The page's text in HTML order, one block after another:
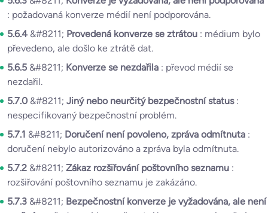
: požadovaná konverze médií není podporována.
5.6.4 &#8211; Provedená konverze se ztrátou : médium bylo
převedeno, ale došlo ke ztrátě dat.
5.6.5 &#8211; Konverze se nezdařila : převod médií se
nezdařil.
5.7.0 &#8211; Jiný nebo neurčitý bezpečnostní status :
nespecifikovaný bezpečnostní problém.
5.7.1 &#8211; Doručení není povoleno, zpráva odmítnuta :
doručení nebylo autorizováno a zpráva byla odmítnuta.
5.7.2 &#8211; Zákaz rozšiřování poštovního seznamu :
rozšiřování poštovního seznamu je zakázáno.
5.7.3 &#8211; Bezpečnostní konverze je vyžadována, ale není